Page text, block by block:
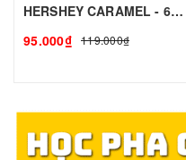
HERSHEY CARAMEL - 623g - HERSHEY | Nguyên liệu pha chế - TOBEE FOOD
95.000₫ 119.000₫